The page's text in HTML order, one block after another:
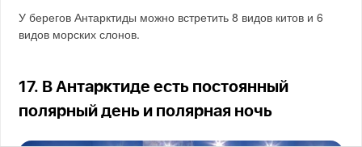
У берегов Антарктиды можно встретить 8 видов китов и 6
видов морских слонов.
17. В Антарктиде есть постоянный
полярный день и полярная ночь